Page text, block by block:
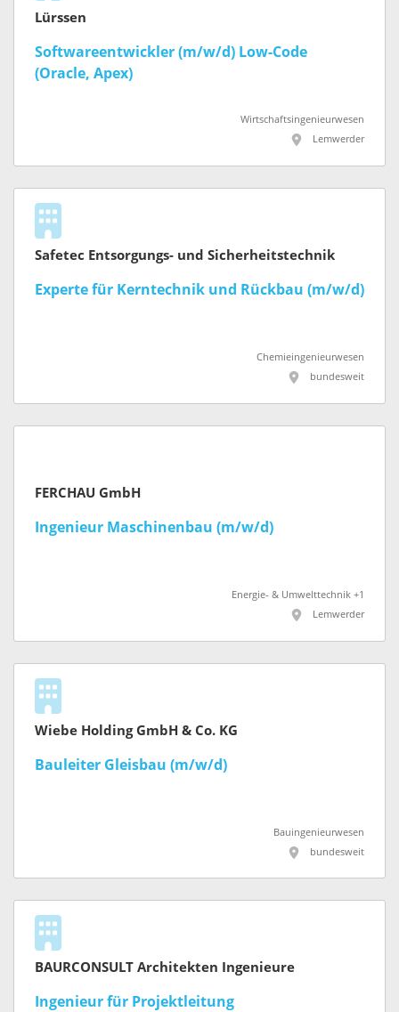
Lürssen
Softwareentwickler (m/w/d) Low-Code
(Oracle, Apex)
Wirtschaftsingenieurwesen
Lemwerder
Safetec Entsorgungs- und Sicherheitstechnik
Experte für Kerntechnik und Rückbau (m/w/d)
Chemieingenieurwesen
bundesweit
FERCHAU GmbH
Ingenieur Maschinenbau (m/w/d)
Energie- & Umwelttechnik +1
Lemwerder
Wiebe Holding GmbH & Co. KG
Bauleiter Gleisbau (m/w/d)
Bauingenieurwesen
bundesweit
BAURCONSULT Architekten Ingenieure
Ingenieur für Projektleitung